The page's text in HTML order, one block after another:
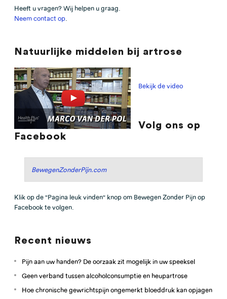
Heeft u vragen? Wij helpen u graag.
Neem contact op
Natuurlijke middelen bij artrose
Bekijk de video
Volg ons op
Facebook
BewegenZonderPijn.com
Klik op de "Pagina leuk vinden" knop om Bewegen Zonder Pijn op
Facebook te volgen.
Recent nieuws
Pijn aan uw handen? De oorzaak zit mogelijk in uw speeksel
Geen verband tussen alcoholconsumptie en heupartrose
Hoe chronische gewrichtspijn ongemerkt bloeddruk kan opjagen